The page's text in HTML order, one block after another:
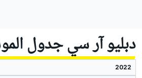
دبليو آر سي جدول الموسم